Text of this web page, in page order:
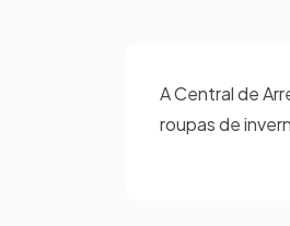
A Central de
roupas de